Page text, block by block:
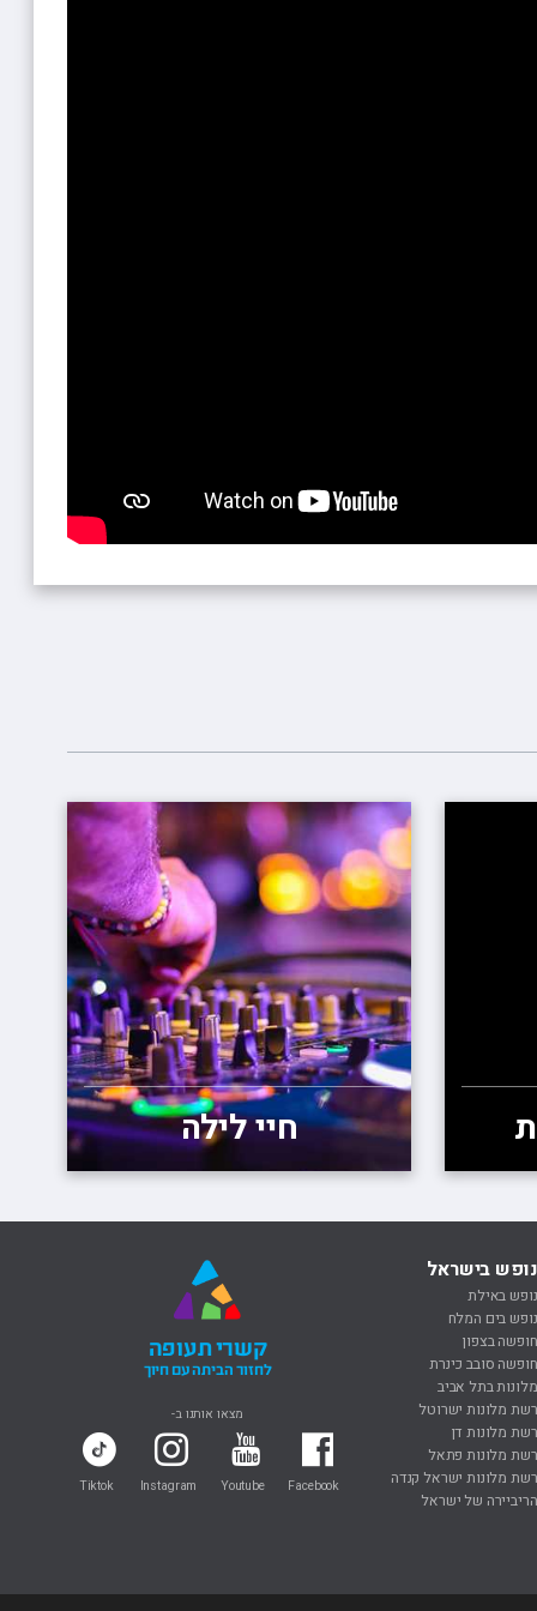
חיי לילה
נופש בישראל
נופש באילת
נופש בים המלח
חופשה בצפון
חופשה סובב כינרת
מלונות בתל אביב
רשת מלונות ישרוטל
רשת מלונות דן
רשת מלונות פתאל
רשת מלונות ישראל קנדה
הריביירה של ישראל
קשרי תעופה
לחזור הביתה עם חיוך
מצאו אותנו ב-
Facebook
Youtube
Instagram
Tiktok